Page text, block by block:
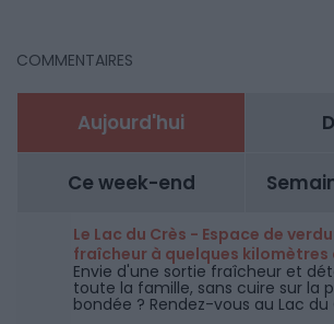
COMMENTAIRES
Aujourd'hui
Ce week-end
Le Lac du Crès - Espace de
fraîcheur à quelques kilomètres
Montpellier
Envie d'une sortie fraîcheur et
toute la famille, sans cuire sur la
bondée ? Rendez-vous au Lac du